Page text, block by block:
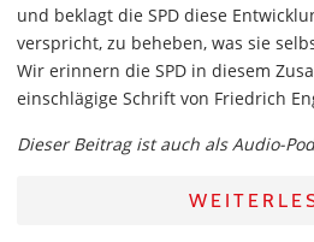
und beklagt die SPD diese
verspricht, zu beheben, was sie
Wir erinnern die SPD in diesem
einschlägige Schrift von Friedrich
Dieser Beitrag ist auch als Audio-